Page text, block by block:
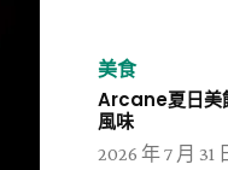
美食
Arcane夏日美
風味
2026 年 7 月 31